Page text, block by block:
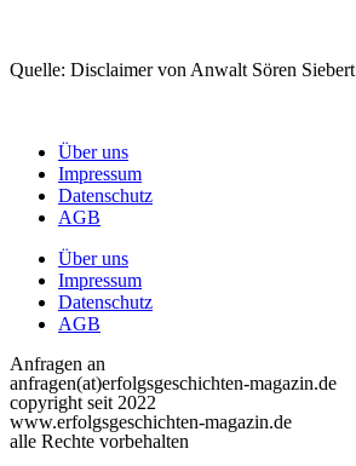
Quelle: Disclaimer von Anwalt Sören Siebert
Über uns
Impressum
Datenschutz
AGB
Über uns
Impressum
Datenschutz
AGB
Anfragen an
anfragen(at)erfolgsgeschichten-magazin.de
copyright seit 2022
www.erfolgsgeschichten-magazin.de
alle Rechte vorbehalten